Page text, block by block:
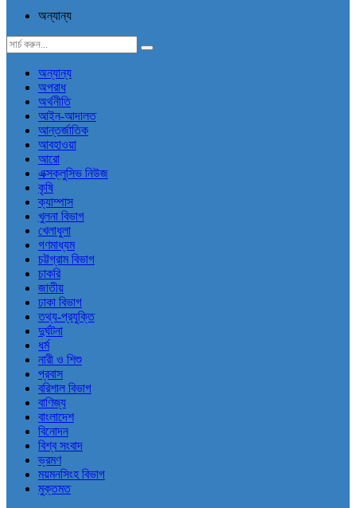
অন্যান্য
অন্যান্য
অপরাধ
অর্থনীতি
আইন-আদালত
আন্তর্জাতিক
আবহাওয়া
আরো
এক্সক্লুসিভ নিউজ
কৃষি
ক্যাম্পাস
খুলনা বিভাগ
খেলাধুলা
গণমাধ্যম
চট্টগ্রাম বিভাগ
চাকরি
জাতীয়
ঢাকা বিভাগ
তথ্য-প্রযুক্তি
দুর্ঘটনা
ধর্ম
নারী ও শিশু
প্রবাস
বরিশাল বিভাগ
বাণিজ্য
বাংলাদেশ
বিনোদন
বিশ্ব সংবাদ
ভ্রমণ
ময়মনসিংহ বিভাগ
মুক্তমত